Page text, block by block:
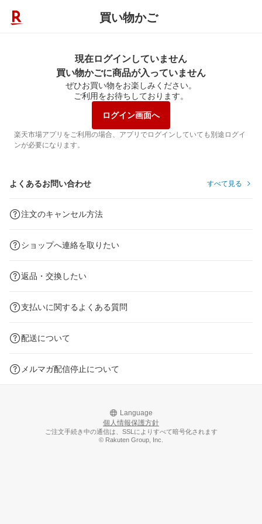
買い物かご
現在ログインしていません
買い物かごに商品が入っていません
ぜひお買い物をお楽しみください。
ご利用をお待ちしております。
ログイン画面へ
楽天市場アプリをご利用の場合、アプリでログインしていても別途ログイ
ンが必要になります。
よくあるお問い合わせ すべて見る
注文のキャンセル方法
ショップへ連絡を取りたい
返品・交換したい
支払いに関するよくある質問
配送について
メルマガ配信停止について
Language
個人情報保護方針
ご注文手続き中の通信は、SSLによりすべて暗号化されます
© Rakuten Group, Inc.